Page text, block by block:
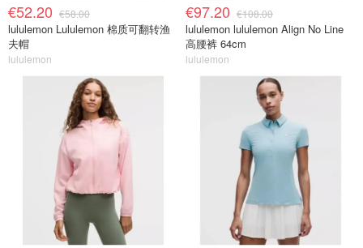
€52.20 €58.00
lululemon Lululemon 棉质可翻转渔
夫帽
lululemon
€97.20 €108.00
lululemon lululemon Align No Line
高腰裤 64cm
lululemon